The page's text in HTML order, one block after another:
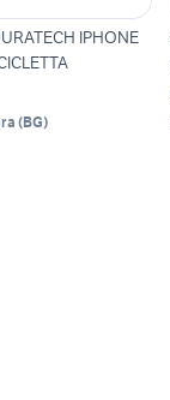
IPHONE
(BG)